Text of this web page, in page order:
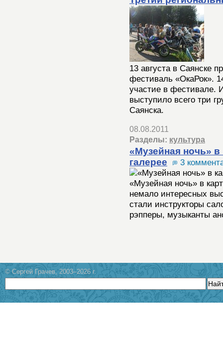
13 августа в Саянске
фестиваль «ОкаРок».
участие в фестивале.
выступило всего три
Саянска.
08.08.2011
Разделы: культура
«Музейная ночь» в
галерее
3
«Музейная ночь» в
немало интересных
стали инструкторы
рэпперы, музыканты
© Сергей Грачев, 2003–2026 г.